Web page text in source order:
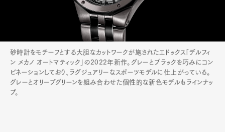
砂時計をモチーフとする大胆なカットワークが施されたエドックス「デルフィ
ン メカノ オートマティック」の2022年新作。グレーとブラックを巧みにコン
ビネーションしており、ラグジュアリーなスポーツモデルに仕上がっている。
グレーとオリーブグリーンを組み合わせた個性的な新色モデルもラインナッ
プ。